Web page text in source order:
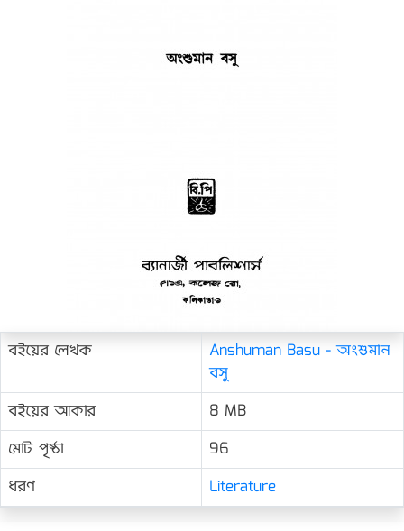
বইয়ের লেখক
Anshuman Basu - অংশুমান
বসু
বইয়ের আকার
8 MB
মোট পৃষ্ঠা
96
ধরণ
Literature